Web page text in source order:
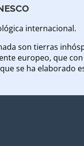
internacional.
son tierras
europeo, que
se ha elaborado